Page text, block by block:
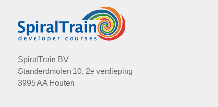
SpiralTrain BV
Standerdmolen 10, 2e verdieping
3995 AA Houten